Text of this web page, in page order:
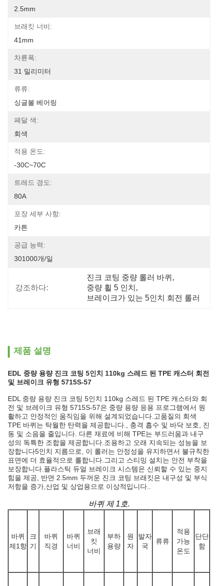
2.5mm
브래킷 너비:
41mm
차륜폭:
31 밀리미터
류류:
싱글볼 베어링
페달 색:
회색
적용 온도:
-30C~70C
트레드 경도:
80A
포장 세부 사항:
카튼
공급 능력:
301000개/일
강조하다:
진크 코팅 중량 롤러 바퀴 ,
중량 휠 5 인치 ,
브레이크가 있는 5인치 회전 롤러
제품 설명
EDL 중량 용량 진크 코팅 5인치 110kg 스레드 된 TPE 캐스터 회전
및 브레이크 유형 5715S-57
EDL 중량 용량 진크 코팅 5인치 110kg 스레드 된 TPE 캐스터와 회
전 및 브레이크 유형 5715S-57은 중량 용량 응용 프로그램에서 원
활하고 안정적인 움직임을 위해 설계되었습니다.고품질의 회색
TPE 바퀴는 탁월한 탄력을 제공합니다., 충격 흡수 및 바닥 보호, 진
동 및 소음을 줄입니다. 다른 재료에 비해 TPE는 부드러움과 내구
성의 독특한 조합을 제공합니다.조용하고 오래 지속되는 성능을 보
장합니다5인치 지름으로, 이 롤러는 안정성을 유지하면서 불규칙한
표면에 더 효율적으로 롤합니다.그리고 스티밍 설치는 안전 부착을
보장합니다.플라스틱 듀얼 브레이크 시스템은 신뢰할 수 있는 중지
힘을 제공, 반면 2.5mm 두꺼운 진크 코팅 브래킷은 내구성 및 부식
저항을 증가,산업 및 상업용으로 이상적입니다..
바퀴 제 1호.
바퀴
제1항
크
기
바퀴
직경
바퀴
너비
브래
킷
너비
부하
용량
원
자
발자
국
류류
적용
가능
온도
단단
함